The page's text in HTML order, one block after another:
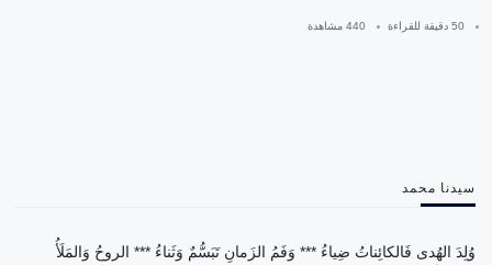
50 دقيقة للقراءة 440 مشاهدة
سيدنا محمد
وُلِدَ الهُدى فَالكائِناتُ ضِياءُ *** وَفَمُ الزَمانِ تَبَسُّمٌ وَثَناءُ *** الروحُ وَالمَلَأُ